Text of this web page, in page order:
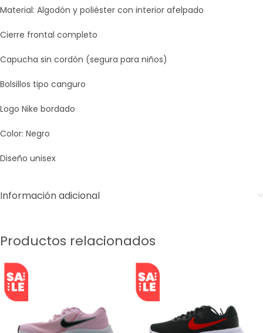
Material: Algodón y poliéster con interior afelpado
Cierre frontal completo
Capucha sin cordón (segura para niños)
Bolsillos tipo canguro
Logo Nike bordado
Color: Negro
Diseño unisex
Información adicional
Productos relacionados